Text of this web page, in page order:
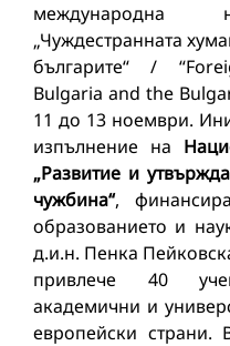
международна
„Чуждестранната
българите“ /
Bulgaria and the
11 до 13 ноември.
изпълнение на
„Развитие и
чужбина“,
образованието и
д.и.н. Пенка
привлече 40
академични и
европейски